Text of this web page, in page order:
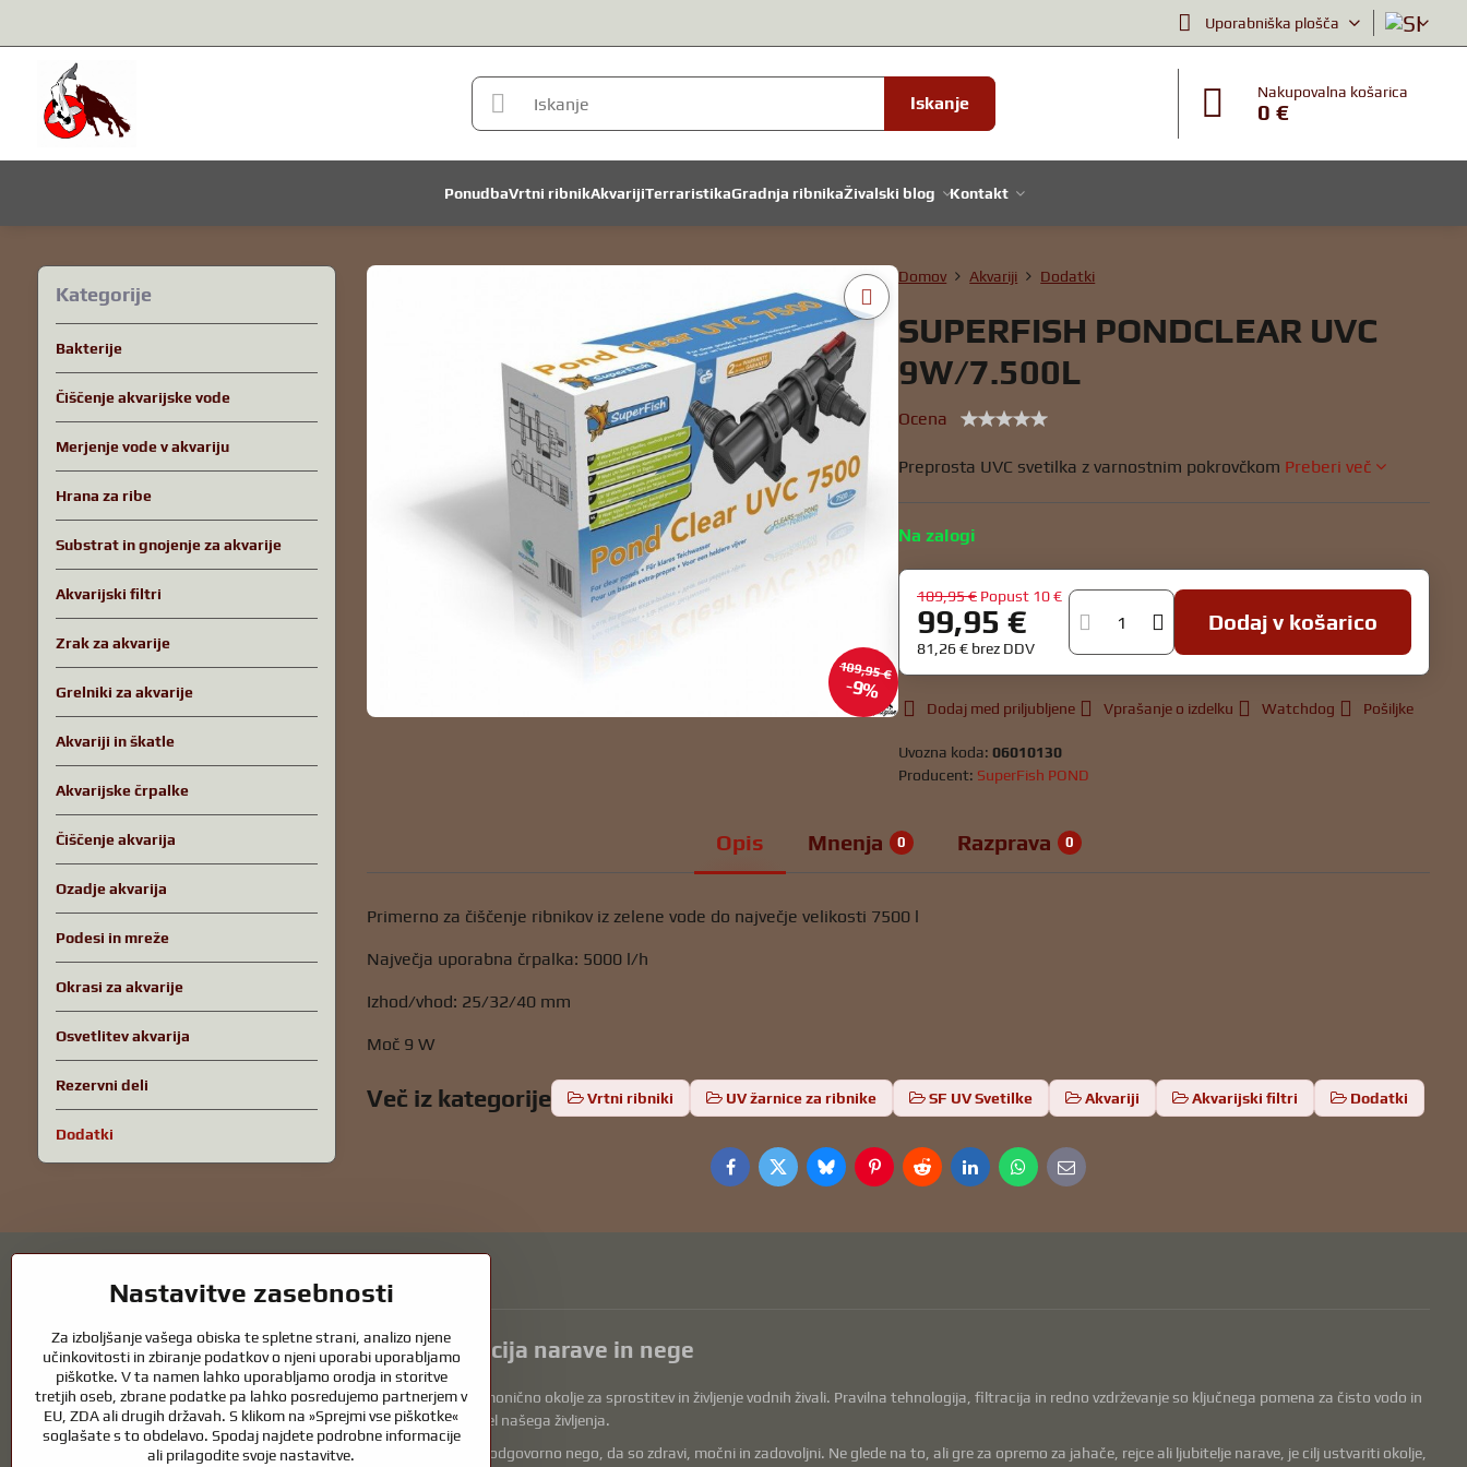
Uporabniška plošča
Iskanje
Nakupovalna košarica
0 €
PonudbaVrtni ribnikAkvarijiTerraristikaGradnja ribnikaŽivalski blog Kontakt
109,95 €
9%
Domov Akvariji Dodatki
SUPERFISH PONDCLEAR UVC
9W/7.500L
Ocena
Preprosta UVC svetilka z varnostnim pokrovčkom Preberi več
Na zalogi
109,95 € Popust 10 €
99,95 €
81,26 € brez DDV
Dodaj v košarico
Dodaj med priljubljene Vprašanje o izdelku Watchdog Pošiljke
Uvozna koda:06010130
Producent: SuperFish POND
Opis Mnenja 0 Razprava 0
Primerno za čiščenje ribnikov iz zelene vode do največje velikosti 7500 l
Največja uporabna črpalka: 5000 l/h
Izhod/vhod: 25/32/40 mm
Moč 9 W
Več iz kategorije Vrtni ribniki UV žarnice za ribnike SF UV Svetilke Akvariji Akvarijski filtri Dodatki
FacebookTwitterBlueskyPinterestRedditLinkedInWhatsApp
E-
mail
Kategorije
Bakterije
Čiščenje akvarijske vode
Merjenje vode v akvariju
Hrana za ribe
Substrat in gnojenje za akvarije
Akvarijski filtri
Zrak za akvarije
Grelniki za akvarije
Akvariji in škatle
Akvarijske črpalke
Čiščenje akvarija
Ozadje akvarija
Podesi in mreže
Okrasi za akvarije
Osvetlitev akvarija
Rezervni deli
Dodatki
Vrtni ribniki in oprema za konje – kombinacija narave in nege
Vrtni ribniki so čudovit dodatek k vsaki zunanjosti in ustvarjajo harmonično okolje za sprostitev in življenje vodnih živali. Pravilna tehnologija, filtracija in redno vzdrževanje so ključnega pomena za čisto vodo in
zdrav ribnik skozi vse leto. Enako pomembna je skrb za živali, ki so del našega življenja.
Konji potrebujejo kakovostno jahalno opremo, pravilno prehrano in odgovorno nego, da so zdravi, močni in zadovoljni. Ne glede na to, ali gre za opremo za jahače, rejce ali ljubitelje narave, je cilj ustvariti okolje,
Nastavitve zasebnosti
Za izboljšanje vašega obiska te spletne strani, analizo njene
učinkovitosti in zbiranje podatkov o njeni uporabi uporabljamo
piškotke. V ta namen lahko uporabljamo orodja in storitve
tretjih oseb, zbrane podatke pa lahko posredujemo partnerjem v
EU, ZDA ali drugih državah. S klikom na »Sprejmi vse piškotke«
soglašate s to obdelavo. Spodaj najdete podrobne informacije
ali prilagodite svoje nastavitve.